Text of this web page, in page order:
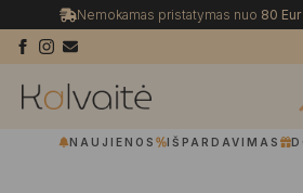
Nemokamas pristatymas nuo 80 Eur
NAUJIENOS IŠPARDAVIMAS